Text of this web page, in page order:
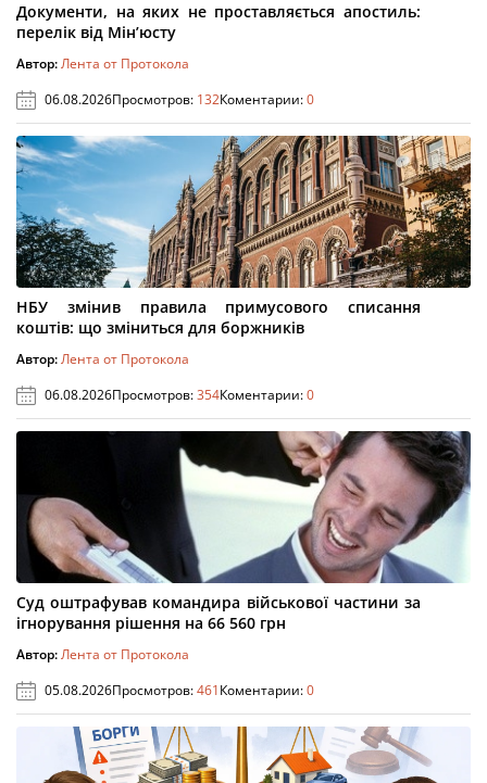
Документи, на яких не проставляється апостиль:
перелік від Мін’юсту
Автор:Лента от Протокола
06.08.2026Просмотров: 132Коментарии:0
НБУ змінив правила примусового списання
коштів: що зміниться для боржників
Автор:Лента от Протокола
06.08.2026Просмотров:354Коментарии:0
Суд оштрафував командира військової частини за
ігнорування рішення на 66 560 грн
Автор:Лента от Протокола
05.08.2026Просмотров:461Коментарии:0